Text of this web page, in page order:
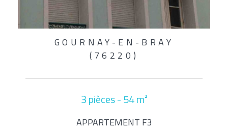
GOURNAY-EN-BRAY
(76220)
3 pièces - 54 m²
APPARTEMENT F3